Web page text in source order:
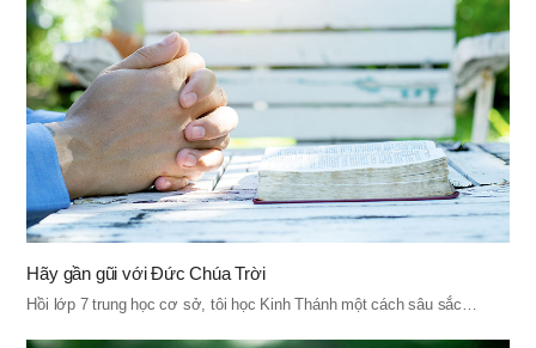
Hãy gần gũi với Đức Chúa Trời
Hồi lớp 7 trung học cơ sở, tôi học Kinh Thánh một cách sâu sắc…